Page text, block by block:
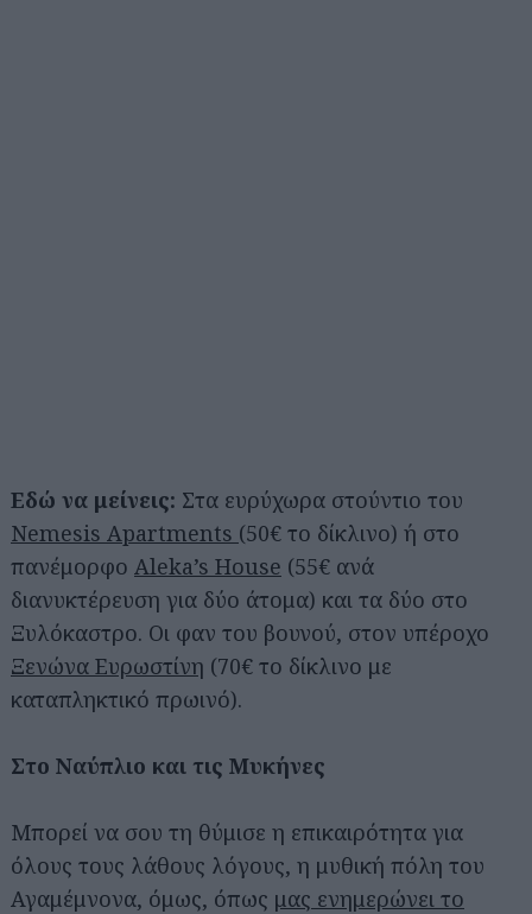
Εδώ να μείνεις: Στα ευρύχωρα στούντιο του
Nemesis Apartments (50€ το δίκλινο) ή στο
πανέμορφο Aleka’s House (55€ ανά
διανυκτέρευση για δύο άτομα) και τα δύο στο
Ξυλόκαστρο. Οι φαν του βουνού, στον υπέροχο
Ξενώνα Ευρωστίνη (70€ το δίκλινο με
καταπληκτικό πρωινό).
Στο Ναύπλιο και τις Μυκήνες
Μπορεί να σου τη θύμισε η επικαιρότητα για
όλους τους λάθους λόγους, η μυθική πόλη του
Αγαμέμνονα, όμως, όπως μας ενημερώνει το